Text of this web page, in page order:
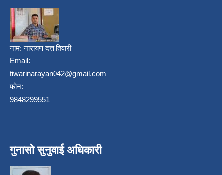
नाम:नारायण दत्त तिवारी
Email:
tiwarinarayan042@gmail.com
फोन:
9848299551
गुनासो सुनुवाई अधिकारी